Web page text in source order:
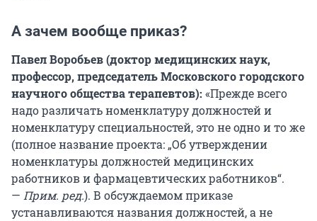
А зачем вообще приказ?
Павел Воробьев (доктор медицинских наук,
профессор, председатель Московского городского
научного общества терапевтов): «Прежде всего
надо различать номенклатуру должностей и
номенклатуру специальностей, это не одно и то же
(полное название проекта: „Об утверждении
номенклатуры должностей медицинских
работников и фармацевтических работников“.
— Прим. ред.). В обсуждаемом приказе
устанавливаются названия должностей, а не